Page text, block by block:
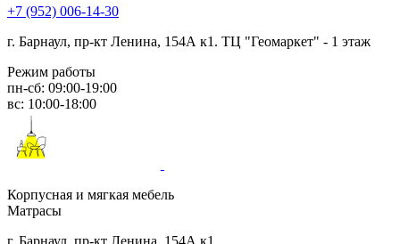
+7 (952) 006-14-30
г. Барнаул, пр-кт Ленина, 154А к1. ТЦ "Геомаркет" - 1 этаж
Режим работы
пн-сб: 09:00-19:00
вс: 10:00-18:00
Корпусная и мягкая мебель
Матрасы